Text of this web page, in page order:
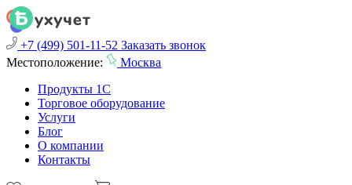
+7 (499) 501-11-52 Заказать звонок
Местоположение:
Москва
Продукты 1С
Торговое оборудование
Услуги
Блог
О компании
Контакты